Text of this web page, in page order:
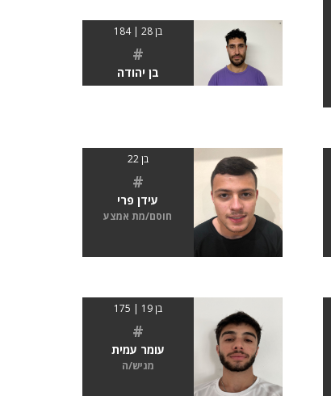
בן 28 | 184
#
בן יהודה
בן 22
#
עידן פרי
חוסם/מת אמצע
בן 19 | 175
#
עומר עמית
מגיש/ה